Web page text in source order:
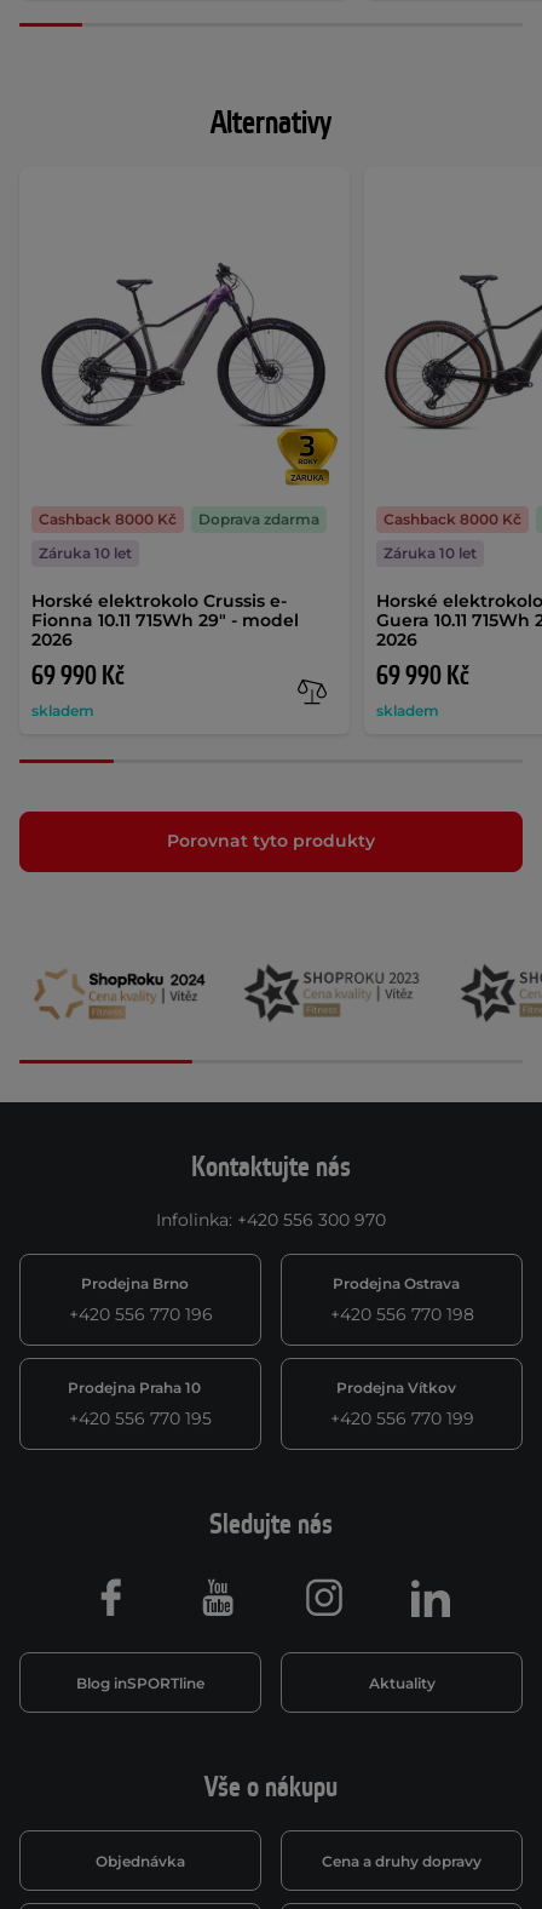
Alternativy
Horské elektrokolo Crussis e-
Fionna 10.11 715Wh 29" - model
2026
69 990 Kč
skladem
Cashback 8000 Kč
Doprava zdarma
Záruka 10 let
Horské
Guera 10.11
2026
69 990 Kč
skladem
Cashback 8000 Kč
Záruka 10 let
Porovnat tyto produkty
Kontaktujte nás
Infolinka: +420 556 300 970
Prodejna Brno
+420 556 770 196
Prodejna Ostrava
+420 556 770 198
Prodejna Praha 10
+420 556 770 195
Prodejna Vítkov
+420 556 770 199
Vše o nákupu
Objednávka Cena a druhy dopravy
Sledujte nás
Blog inSPORTline Aktuality
Facebook Youtube Instagram LinkedIn